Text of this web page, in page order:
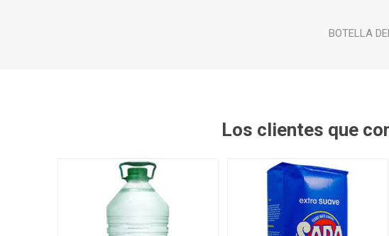
BOTELLA
Los clientes que